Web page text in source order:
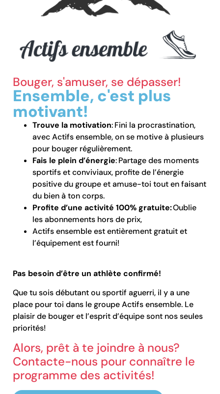
Bouger, s'amuser, se dépasser!
Ensemble, c'est plus
motivant!
Trouve la motivation: Fini la procrastination,
avec Actifs ensemble, on se motive à plusieurs
pour bouger régulièrement.
Fais le plein d’énergie: Partage des moments
sportifs et conviviaux, profite de l’énergie
positive du groupe et amuse-toi tout en faisant
du bien à ton corps.
Profite d’une activité 100% gratuite:Oublie
les abonnements hors de prix,
Actifs ensemble est entièrement gratuit et
l’équipement est fourni!
Pas besoin d’être un athlète confirmé!
Que tu sois débutant ou sportif aguerri, il y a une
place pour toi dans le groupe Actifs ensemble. Le
plaisir de bouger et l’esprit d’équipe sont nos seules
priorités!
Alors, prêt à te joindre à nous?
Contacte-nous pour connaître le
programme des activités!